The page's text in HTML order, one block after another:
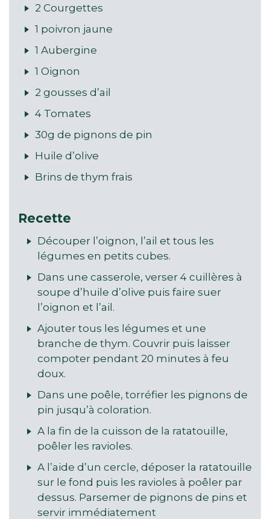
2 Courgettes
1 poivron jaune
1 Aubergine
1 Oignon
2 gousses d’ail
4 Tomates
30g de pignons de pin
Huile d’olive
Brins de thym frais
Recette
Découper l’oignon, l’ail et tous les
légumes en petits cubes.
Dans une casserole, verser 4 cuillères à
soupe d’huile d’olive puis faire suer
l’oignon et l’ail.
Ajouter tous les légumes et une
branche de thym. Couvrir puis laisser
compoter pendant 20 minutes à feu
doux.
Dans une poêle, torréfier les pignons de
pin jusqu’à coloration.
A la fin de la cuisson de la ratatouille,
poêler les ravioles.
A l’aide d’un cercle, déposer la ratatouille
sur le fond puis les ravioles à poêler par
dessus. Parsemer de pignons de pins et
servir immédiatement